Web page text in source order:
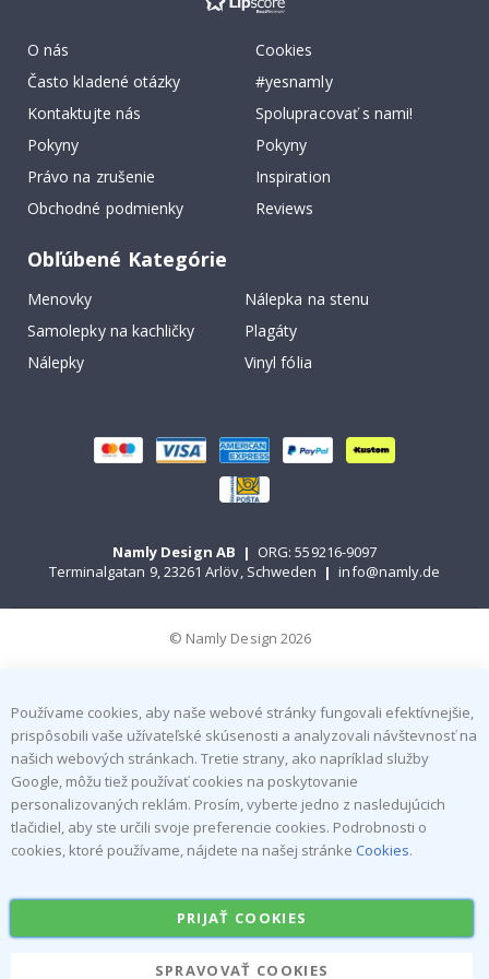
O nás
Často kladené otázky
Kontaktujte nás
Pokyny
Právo na zrušenie
Obchodné podmienky
Cookies
#yesnamly
Spolupracovať s nami!
Pokyny
Inspiration
Reviews
Obľúbené Kategórie
Menovky
Nálepka na stenu
Samolepky na kachličky
Plagáty
Nálepky
Vinyl fólia
Namly Design AB | ORG: 559216-9097
Terminalgatan 9, 23261 Arlöv, Schweden | info@namly.de
© Namly Design 2026
Používame cookies, aby naše webové stránky fungovali efektívnejšie,
prispôsobili vaše užívateľské skúsenosti a analyzovali návštevnosť na
našich webových stránkach. Tretie strany, ako napríklad služby
Google, môžu tiež používať cookies na poskytovanie
personalizovaných reklám. Prosím, vyberte jedno z nasledujúcich
tlačidiel, aby ste určili svoje preferencie cookies. Podrobnosti o
cookies, ktoré používame, nájdete na našej stránke Cookies.
PRIJAŤ COOKIES
SPRAVOVAŤ COOKIES